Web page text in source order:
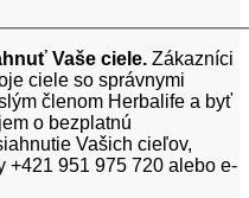
Vaše ciele. Zákazníci
ciele so správnymi
členom Herbalife a byť
o bezplatnú
Vašich cieľov,
+421 951 975 720 alebo e-